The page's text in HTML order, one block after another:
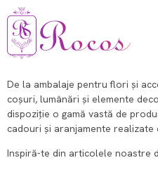
De la ambalaje pentru flori și
coșuri, lumânări și elemente
dispoziție o gamă vastă de
cadouri și aranjamente realizate
Inspiră-te din articolele noastre